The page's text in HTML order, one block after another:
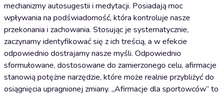
mechanizmy autosugestii i medytacji. Posiadają moc
wpływania na podświadomość, która kontroluje nasze
przekonania i zachowania. Stosując je systematycznie,
zaczynamy identyfikować się z ich treścią, a w efekcie
odpowiednio dostrajamy nasze myśli. Odpowiednio
sformułowane, dostosowane do zamierzonego celu, afirmacje
stanowią potężne narzędzie, które może realnie przybliżyć do
osiągnięcia upragnionej zmiany. „Afirmacje dla sportowców” to